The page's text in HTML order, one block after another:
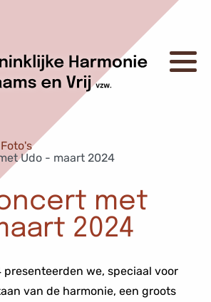
Foto's
Udo - maart 2024
met
2024
presenteerden we, speciaal voor
van de harmonie, een groots